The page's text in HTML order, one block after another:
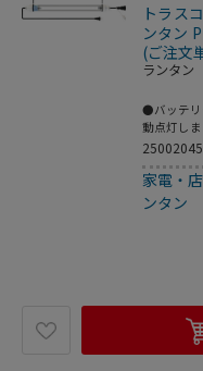
トラス
ンタン
(ご注文
ランタン
●バッテリ
動点灯し
ただけま
(V)：100
825●本体
長(mm)：
家電・
ンタン